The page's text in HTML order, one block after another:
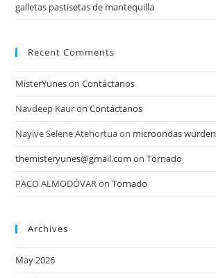
galletas pastisetas de mantequilla
Recent Comments
MisterYunesonContáctanos
Navdeep KauronContáctanos
Nayive Selene Atehortuaon microondas wurden
themisteryunes@gmail.com onTornado
PACO ALMODÓVARonTornado
Archives
May 2026